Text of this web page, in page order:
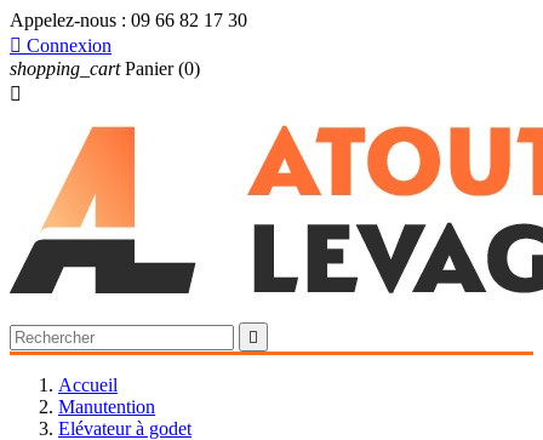
Appelez-nous : 09 66 82 17 30
 Connexion
shopping_cart Panier (0)


Accueil
Manutention
Elévateur à godet